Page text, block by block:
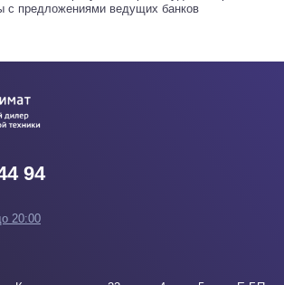
с предложениями ведущих банков
94
20:00